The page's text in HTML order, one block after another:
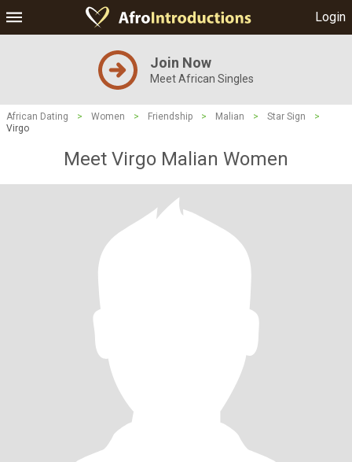
Login
Join Now
Meet African Singles
African Dating > Women > Friendship > Malian > Star Sign
>
Virgo
Meet Virgo Malian Women